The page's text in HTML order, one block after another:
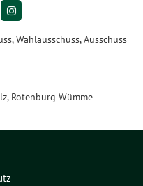
Wahlausschuss, Ausschuss
Rotenburg Wümme